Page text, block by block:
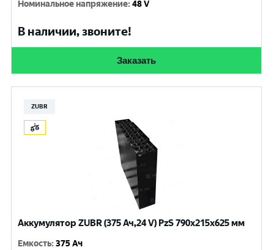
Номинальное напряжение:48 V
В наличии, звоните!
Заказать
ZUBR
Аккумулятор ZUBR (375 Ач,24 V) PzS 790x215x625 мм
Емкость:375 Ач